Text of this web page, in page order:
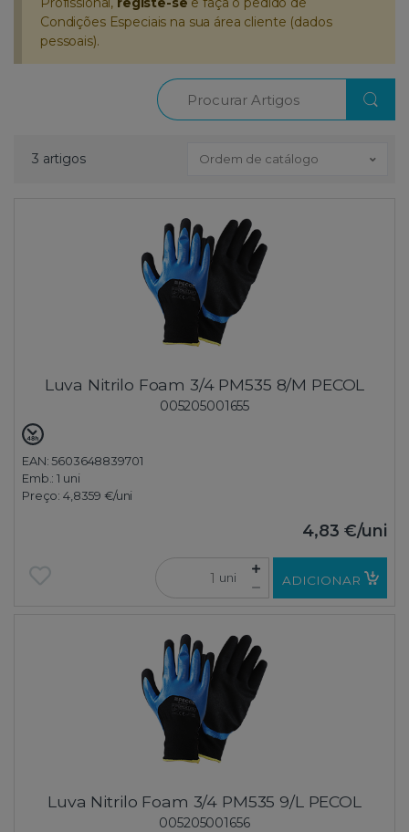
Condições Especiais na sua área cliente (dados
pessoais).
Procurar
3 artigos Ordem de catálogo
Luva Nitrilo Foam 3/4 PM535 8/M PECOL
005205001655
EAN: 5603648839701
Emb.:1 uni
Preço: 4,8359 €/uni
4,83 €/uni
uni ADICIONAR
Luva Nitrilo Foam 3/4 PM535 9/L PECOL
005205001656